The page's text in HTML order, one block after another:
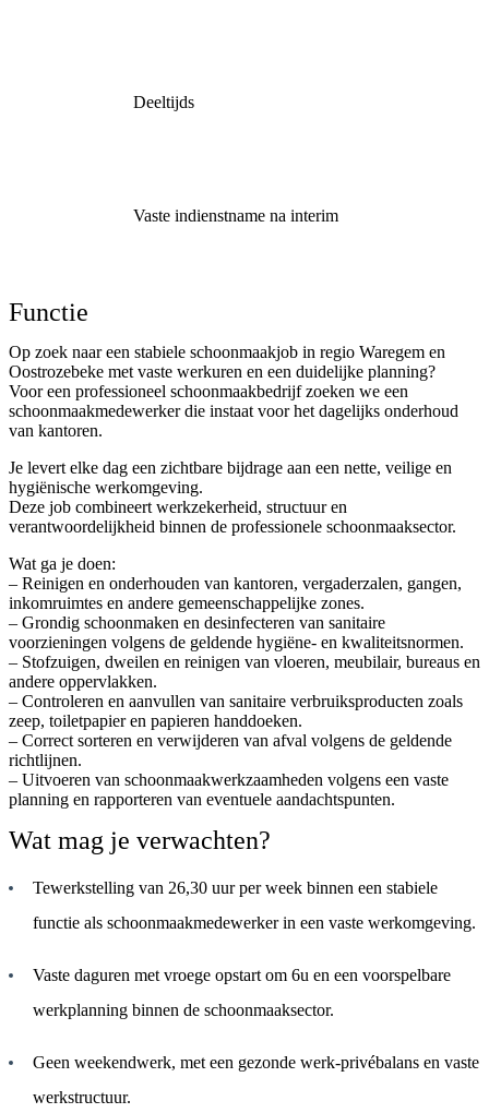
Deeltijds
Vaste indienstname na interim
Functie
Op zoek naar een stabiele schoonmaakjob in regio Waregem en
Oostrozebeke met vaste werkuren en een duidelijke planning?
Voor een professioneel schoonmaakbedrijf zoeken we een
schoonmaakmedewerker die instaat voor het dagelijks onderhoud
van kantoren.
Je levert elke dag een zichtbare bijdrage aan een nette, veilige en
hygiënische werkomgeving.
Deze job combineert werkzekerheid, structuur en
verantwoordelijkheid binnen de professionele schoonmaaksector.
Wat ga je doen:
– Reinigen en onderhouden van kantoren, vergaderzalen, gangen,
inkomruimtes en andere gemeenschappelijke zones.
– Grondig schoonmaken en desinfecteren van sanitaire
voorzieningen volgens de geldende hygiëne- en kwaliteitsnormen.
– Stofzuigen, dweilen en reinigen van vloeren, meubilair, bureaus en
andere oppervlakken.
– Controleren en aanvullen van sanitaire verbruiksproducten zoals
zeep, toiletpapier en papieren handdoeken.
– Correct sorteren en verwijderen van afval volgens de geldende
richtlijnen.
– Uitvoeren van schoonmaakwerkzaamheden volgens een vaste
planning en rapporteren van eventuele aandachtspunten.
Wat mag je verwachten?
Tewerkstelling van 26,30 uur per week binnen een stabiele
functie als schoonmaakmedewerker in een vaste werkomgeving.
Vaste daguren met vroege opstart om 6u en een voorspelbare
werkplanning binnen de schoonmaaksector.
Geen weekendwerk, met een gezonde werk-privébalans en vaste
werkstructuur.